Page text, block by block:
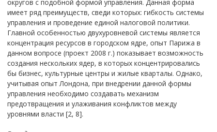
округов с подобной формой управления. Данная форма
имеет ряд преимуществ, сведи которых: гибкость системы
управления и проведение единой налоговой политики.
Главной особенностью двухуровневой системы является
концентрация ресурсов в городском ядре, опыт Парижа в
данном вопросе (проект 2008 г.) показывает возможность
создания нескольких ядер, в которых концентрировались
бы бизнес, культурные центры и жилые кварталы. Однако,
учитывая опыт Лондона, при внедрении данной формы
управления необходимо создавать механизм
предотвращения и улаживания конфликтов между
уровнями власти [2, 8].